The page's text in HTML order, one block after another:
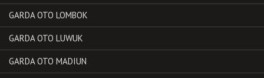
GARDA OTO LOMBOK
GARDA OTO LUWUK
GARDA OTO MADIUN